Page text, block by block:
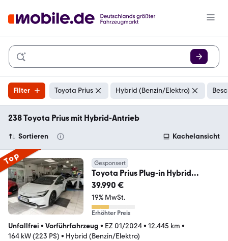
Filter Toyota Prius Hybrid (Benzin/Elektro)
238 Toyota Prius mit Hybrid-Antrieb
Sortieren Kachelansicht
Top Gesponsert
Toyota Prius Plug-in Hybrid
Executive (XW6)
39.990 €
19% MwSt.
Erhöhter Preis
Unfallfrei • Vorführfahrzeug • EZ 01/2024• 12.445 km •
164 kW (223 PS) • Hybrid (Benzin/Elektro)